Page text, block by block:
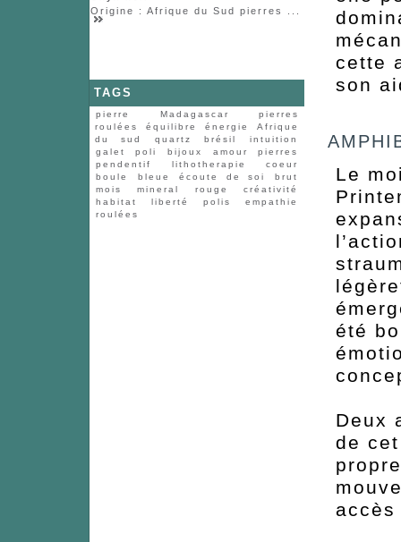
Origine : Afrique du Sud pierres ...
TAGS
pierre Madagascar
pierres
roulées
équilibre énergie
Afrique
du sud
quartz brésil
intuition
galet
poli bijoux amour
pierres
pendentif
lithotherapie
coeur
boule
bleue écoute de soi
brut
mois
mineral rouge
créativité
habitat
liberté polis
empathie
roulées
cette
son
Le
été
Deux
de